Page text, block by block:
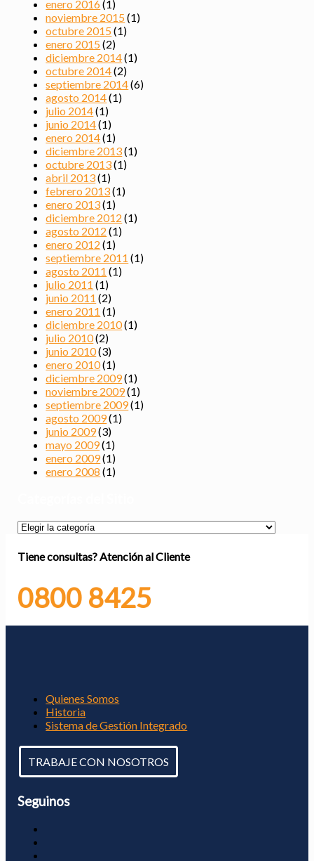
enero 2016(1)
noviembre 2015(1)
octubre 2015(1)
enero 2015(2)
diciembre 2014(1)
octubre 2014(2)
septiembre 2014(6)
agosto 2014(1)
julio 2014(1)
junio 2014(1)
enero 2014(1)
diciembre 2013(1)
octubre 2013(1)
abril 2013(1)
febrero 2013(1)
enero 2013(1)
diciembre 2012 (1)
agosto 2012 (1)
enero 2012 (1)
septiembre 2011 (1)
agosto 2011 (1)
julio 2011 (1)
junio 2011 (2)
enero 2011 (1)
diciembre 2010(1)
julio 2010(2)
junio 2010(3)
enero 2010(1)
diciembre 2009(1)
noviembre 2009(1)
septiembre 2009(1)
agosto 2009(1)
junio 2009(3)
mayo 2009(1)
enero 2009(1)
enero 2008 (1)
Categorías
Sitio
Tiene consultas? Atención al Cliente
0800 8425
Quienes Somos
Historia
Sistema de Gestión Integrado
TRABAJE CON NOSOTROS
Seguinos